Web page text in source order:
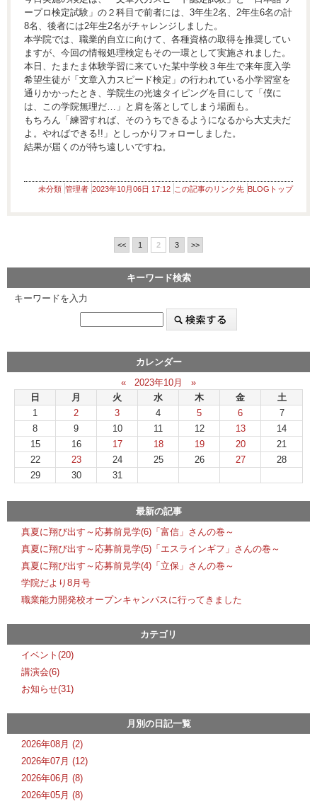
ープロ検定試験」の２科目で前者には、3年生2名、2年生6名の計
8名、後者には2年生2名がチャレンジしました。
本学院では、職業的自立に向けて、各種資格の取得を推奨してい
ますが、今回の情報処理検定もその一環として実施されました。
本日、たまたま体験学習に来ていた某中学校３年生で来年度入学
希望生徒が「文章入力スピード検定」の行われている小学習室を
通りかかったとき、学院生の光速タイピングを目にして「僕に
は、この学院無理だ…」と肩を落としてしまう場面も。
もちろん「練習すれば、そのうちできるようになるから大丈夫だ
よ。やればできる!!」としっかりフォローしました。
結果が届くのが待ち遠しいですね。
未分類 管理者 2023年10月06日 17:12 この記事のリンク先 BLOGトップ
<< 1 2 3 >>
キーワード検索
キーワードを入力
カレンダー
«
2023年10月
»
日
月 火 水 木 金
土
1
2 3 4 5 6
7
8
9 10 11 12 13
14
15
16 17 18 19 20
21
22
23 24 25 26 27
28
29
30 31
最新の記事
真夏に翔び出す～応募前見学(6)「富信」さんの巻～
真夏に翔び出す～応募前見学(5)「エスラインギフ」さんの巻～
真夏に翔び出す～応募前見学(4)「立保」さんの巻～
学院だより8月号
職業能力開発校オープンキャンパスに行ってきました
カテゴリ
イベント(20)
講演会(6)
お知らせ(31)
月別の日記一覧
2026年08月 (2)
2026年07月 (12)
2026年06月 (8)
2026年05月 (8)